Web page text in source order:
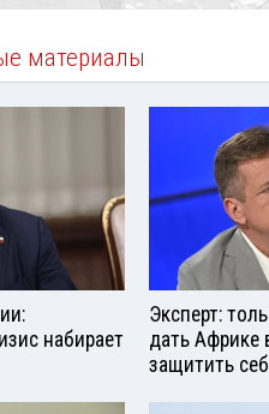
материалы
набирает
Эксперт:
дать Африке
защитить